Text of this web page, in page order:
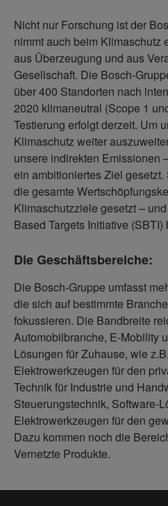
Nicht nur Forschung ist der
nimmt auch beim Klimaschutz
aus Überzeugung und aus
Gesellschaft. Die Bosch-
über 400 Standorten nach
2020 klimaneutral (Scope 1
Testierung erfolgt derzeit. Um
Klimaschutz weiter
unsere indirekten Emissionen
ein ambitioniertes Ziel
die gesamte
Klimaschutzziele gesetzt –
Based Targets Initiative
Die Geschäftsbereiche:
Die Bosch-Gruppe umfasst
die sich auf bestimmte
fokussieren. Die Bandbreite
Automobilbranche, E-Mobility
Lösungen für Zuhause, wie
Elektrowerkzeugen für den
Technik für Industrie und
Steuerungstechnik, Software-
Elektrowerkzeugen für den
Dazu kommen noch die
Vernetzte Produkte.